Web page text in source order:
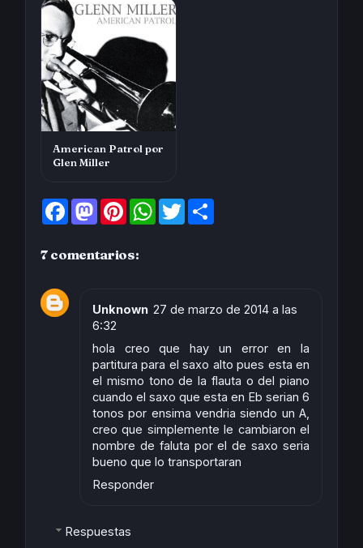
American Patrol por
Glen Miller
F
b
k
M
o
P
e
t
W
T
w
7 comentarios:
Unknown 27 de marzo de 2014 a las
6:32
hola creo que hay un error en la
partitura para el saxo alto pues esta en
el mismo tono de la flauta o del piano
cuando el saxo que esta en Eb serian 6
tonos por ensima vendria siendo un A,
creo que simplemente le cambiaron el
nombre de faluta por el de saxo seria
bueno que lo transportaran
Responder
Respuestas